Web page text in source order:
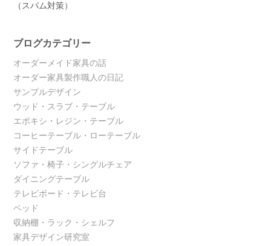
（スパム対策）
ブログカテゴリー
オーダーメイド家具の話
オーダー家具製作職人の日記
サンプルデザイン
ウッド・スラブ・テーブル
エポキシ・レジン・テーブル
コーヒーテーブル・ローテーブル
サイドテーブル
ソファ・椅子・シングルチェア
ダイニングテーブル
テレビボード・テレビ台
ベッド
収納棚・ラック・シェルフ
家具デザイン研究室